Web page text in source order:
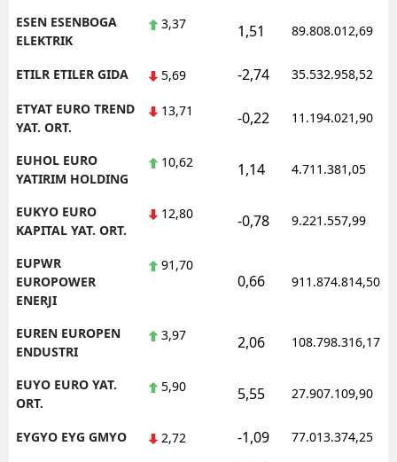
ESEN ESENBOGA
ELEKTRIK
3,37 1,51 89.808.012,69
ETILR ETILER GIDA 5,69 -2,74 35.532.958,52
ETYAT EURO TREND
YAT. ORT.
13,71 -0,22 11.194.021,90
EUHOL EURO
YATIRIM HOLDING
10,62 1,14 4.711.381,05
EUKYO EURO
KAPITAL YAT. ORT.
12,80 -0,78 9.221.557,99
EUPWR
EUROPOWER
ENERJI
91,70
0,66 911.874.814,50
EUREN EUROPEN
ENDUSTRI
3,97 2,06 108.798.316,17
EUYO EURO YAT.
ORT.
5,90 5,55 27.907.109,90
EYGYO EYG GMYO 2,72 -1,09 77.013.374,25